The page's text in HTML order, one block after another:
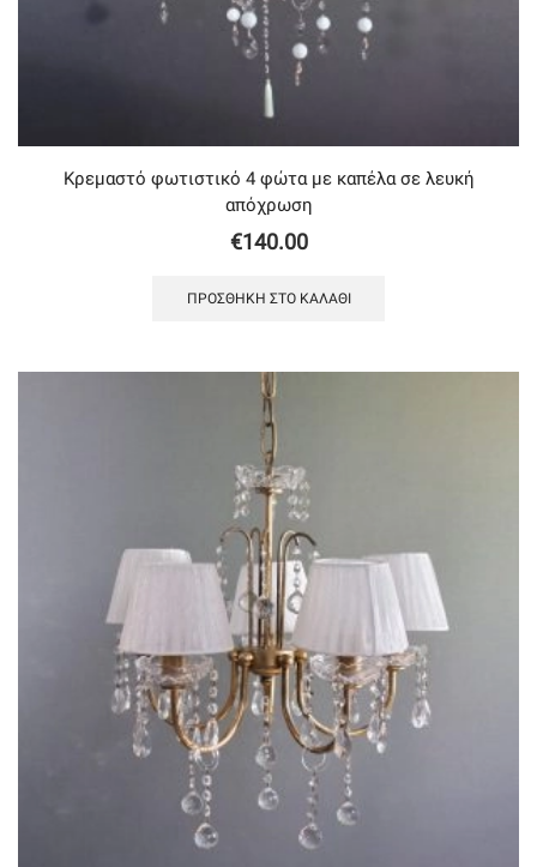
Κρεμαστό φωτιστικό 4 φώτα με καπέλα σε λευκή
απόχρωση
€140.00
ΠΡΟΣΘΉΚΗ ΣΤΟ ΚΑΛΆΘΙ